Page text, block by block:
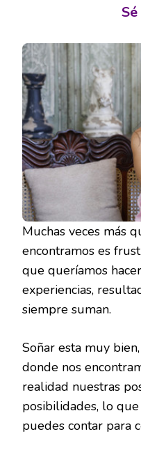
Muchas veces más
encontramos es
que queríamos
experiencias,
siempre suman.
Soñar esta muy
donde nos
realidad nuestras
posibilidades, lo
puedes contar para